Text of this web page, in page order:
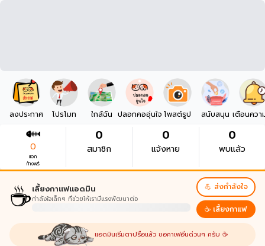
ลงประกาศ โปรโมท ใกล้ฉัน ปลอกคออุ่นใจ โพสต์รูป สนับสนุน เตือนควา
0
แจก
ก้างฟรี
0
สมาชิก
0
แจ้งหาย
0
พบแล้ว
☕เลี้ยงกาแฟแอดมิน
กำลังใจเล็กๆ ที่ช่วยให้เรามีแรงพัฒนาต่อ
💪 ส่งกำลังใจ
☕ เลี้ยงกาแฟ
แอดมินเริ่มตาปรือแล้ว ขอคาเฟอีนด่วนๆ ครับ ☕